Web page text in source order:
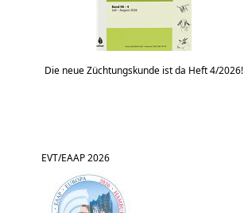
Die neue Züchtungskunde ist da Heft 4/2026!
EVT/EAAP 2026